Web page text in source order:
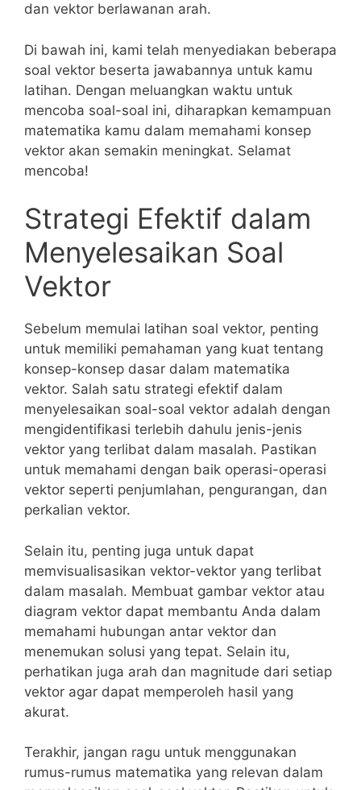
‍dan vektor berlawanan arah.
Di bawah ini, kami telah ⁣menyediakan beberapa
soal vektor beserta jawabannya untuk kamu
latihan.‌ Dengan meluangkan waktu untuk
mencoba soal-soal ini, diharapkan kemampuan
matematika kamu dalam ⁣memahami ‍konsep
vektor akan ​semakin meningkat. Selamat⁢
mencoba!
Strategi Efektif dalam
Menyelesaikan Soal
Vektor
Sebelum⁣ memulai latihan soal vektor, penting
untuk ​memiliki pemahaman‌ yang kuat tentang
konsep-konsep dasar dalam matematika
vektor. Salah satu strategi efektif dalam
menyelesaikan soal-soal vektor ‍adalah dengan
mengidentifikasi terlebih dahulu jenis-jenis
vektor yang terlibat dalam masalah. Pastikan
untuk ⁣memahami ⁢dengan baik operasi-operasi
vektor seperti ‍penjumlahan,⁣ pengurangan, dan
perkalian vektor.
Selain itu, penting juga untuk dapat
memvisualisasikan vektor-vektor yang terlibat
dalam masalah. Membuat gambar​ vektor atau
diagram vektor dapat membantu Anda dalam
memahami hubungan⁢ antar vektor⁢ dan ​
menemukan solusi yang⁢ tepat. Selain itu,
perhatikan juga arah ⁤dan⁢ magnitude ​dari ‌setiap
‌vektor agar dapat memperoleh hasil yang
akurat.
Terakhir, jangan ragu untuk menggunakan
rumus-rumus matematika yang relevan dalam